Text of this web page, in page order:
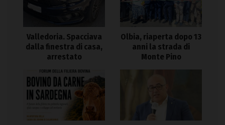
Valledoria. Spacciava
dalla finestra di casa,
arrestato
Olbia, riaperta dopo 13
anni la strada di
Monte Pino